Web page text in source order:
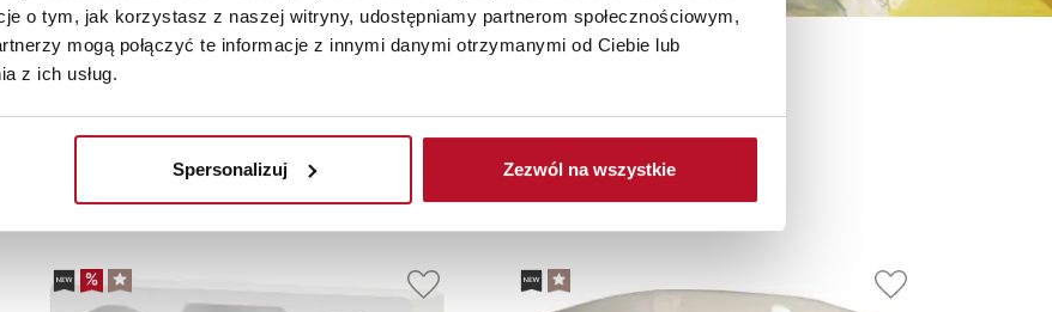
o tym, jak korzystasz z naszej witryny, udostępniamy partnerom społecznościowym,
mogą połączyć te informacje z innymi danymi otrzymanymi od Ciebie lub
z ich usług.
Spersonalizuj Zezwól na wszystkie
Nowości